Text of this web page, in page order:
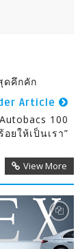
ดคึกคัก
Article
100
ยให้เป็นเรา”
View More